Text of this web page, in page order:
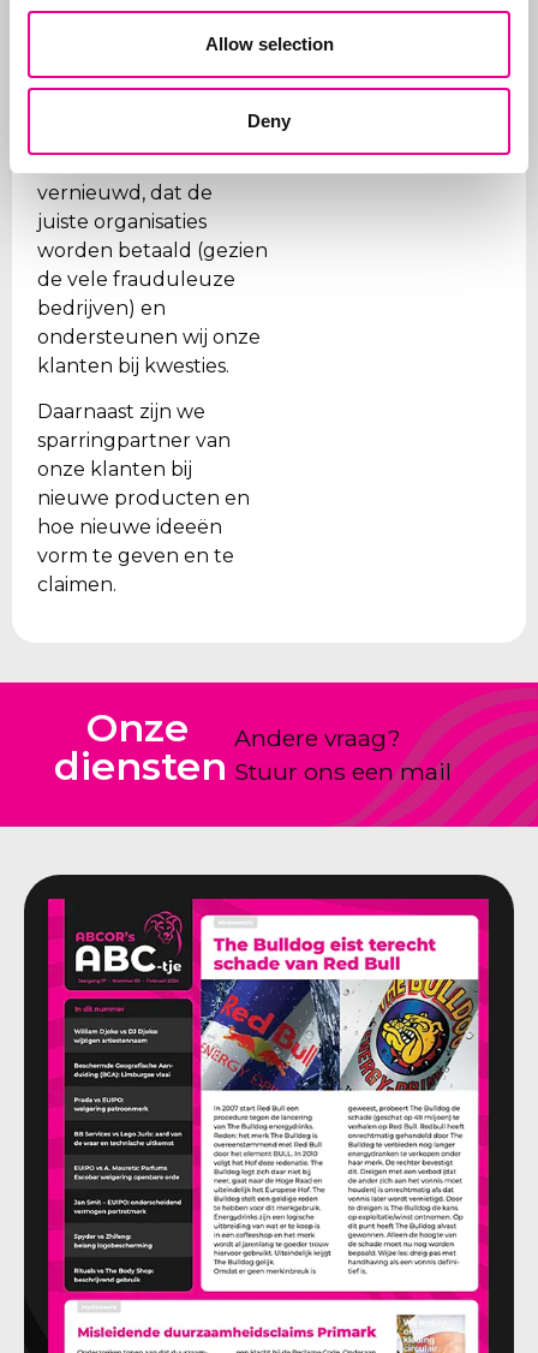
Allow selection
Deny
Naast het aanvragen
van merken, beheren
wij ook de portefeuilles
vernieuwd, dat de
juiste organisaties
worden betaald (gezien
de vele frauduleuze
bedrijven) en
ondersteunen wij onze
klanten bij kwesties.
Daarnaast zijn we
sparringpartner van
onze klanten bij
nieuwe producten en
hoe nieuwe ideeën
vorm te geven en te
claimen.
Onze
diensten
Andere vraag?
Stuur ons een mail